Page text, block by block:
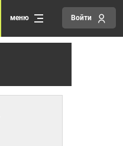
меню Войти